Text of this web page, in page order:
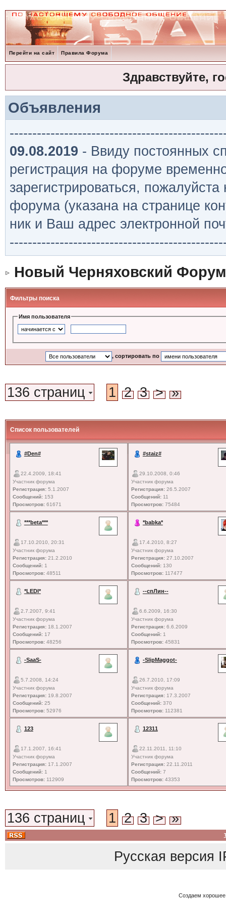
Перейти на сайт Правила Форума
Здравствуйте,
Объявления
09.08.2019 - Ввиду постоянных
регистрация на форуме
зарегистрироваться,
форума (указана на странице
ник и Ваш адрес электронной
Новый Черняховский Форум
Фильтры поиска
Имя пользователя
, сортировать по
136 страниц 1 2 3 > »
Список пользователей
#Den#
22.4.2009, 18:41
Участник форума
Регистрация:5.1.2007
Сообщений:153
Просмотров:61671
#staiz#
29.10.2008, 0:46
Участник форума
Регистрация:26.5.2007
Сообщений:11
Просмотров:75484
***beta***
17.10.2010, 20:31
Участник форума
Регистрация:21.2.2010
Сообщений:1
Просмотров:48511
*babka*
17.4.2010, 8:27
Участник форума
Регистрация:27.10.2007
Сообщений:130
Просмотров:117477
*LEDI*
2.7.2007, 9:41
Участник форума
Регистрация:18.1.2007
Сообщений:17
Просмотров:48256
--спЛин--
6.6.2009, 16:30
Участник форума
Регистрация:6.6.2009
Сообщений:1
Просмотров:45831
-SaaS-
5.7.2008, 14:24
Участник форума
Регистрация:19.8.2007
Сообщений:25
Просмотров:52976
-SlipMaggot-
26.7.2010, 17:09
Участник форума
Регистрация:17.3.2007
Сообщений:370
Просмотров:112381
123
17.1.2007, 16:41
Участник форума
Регистрация:17.1.2007
Сообщений:1
Просмотров:112909
12311
22.11.2011, 11:10
Участник форума
Регистрация:22.11.2011
Сообщений:7
Просмотров:43353
136 страниц 1 2 3 > »
Русская версия
Создаем